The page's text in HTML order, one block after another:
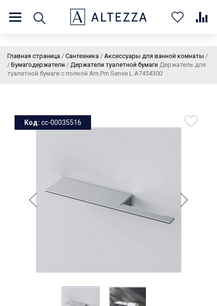
8 (800) 201 60 03 9:00 - 21:00 ПН-ВС
Главная страница / Сантехника / Аксессуары для ванной комнаты
/ Бумагодержатели / Держатели туалетной бумаги
/
Держатель для
туалетной бумаги с полкой Am.Pm Sense L A7454300
Код: cc-00035516